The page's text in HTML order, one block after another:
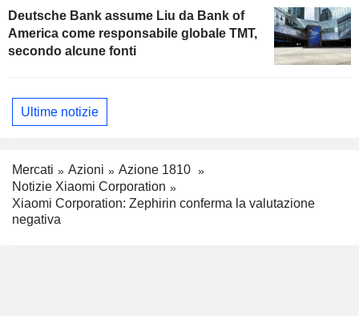
Deutsche Bank assume Liu da Bank of
America come responsabile globale TMT,
secondo alcune fonti
Ultime notizie
Mercati Azioni
Azione 1810
Notizie Xiaomi Corporation
Xiaomi Corporation: Zephirin conferma la valutazione
negativa